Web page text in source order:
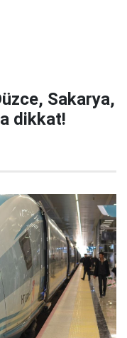
Sakarya,
dikkat!